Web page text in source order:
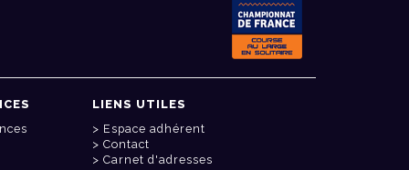
LIENS UTILES
Espace adhérent
Contact
Carnet d'adresses